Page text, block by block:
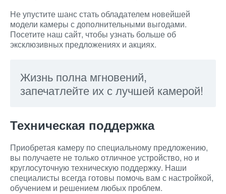
Не упустите шанс стать обладателем новейшей
модели камеры с дополнительными выгодами.
Посетите наш сайт, чтобы узнать больше об
эксклюзивных предложениях и акциях.
Жизнь полна мгновений,
запечатлейте их с лучшей камерой!
Техническая поддержка
Приобретая камеру по специальному предложению,
вы получаете не только отличное устройство, но и
круглосуточную техническую поддержку. Наши
специалисты всегда готовы помочь вам с настройкой,
обучением и решением любых проблем.